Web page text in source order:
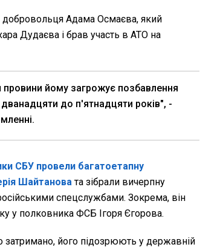
Адама Осмаєва, який
Дудаєва і брав участь в АТО на
провини йому загрожує позбавлення
дванадцяти до п'ятнадцяти років", -
СБУ провели багатоетапну
Шайтанова та зібрали вичерпну
спецслужбами. Зокрема, він
у полковника ФСБ Ігоря Єгорова.
його підозрюють у державній